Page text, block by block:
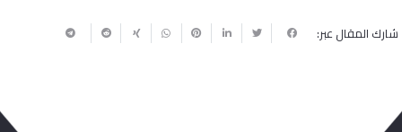
شارك المقال عبر: